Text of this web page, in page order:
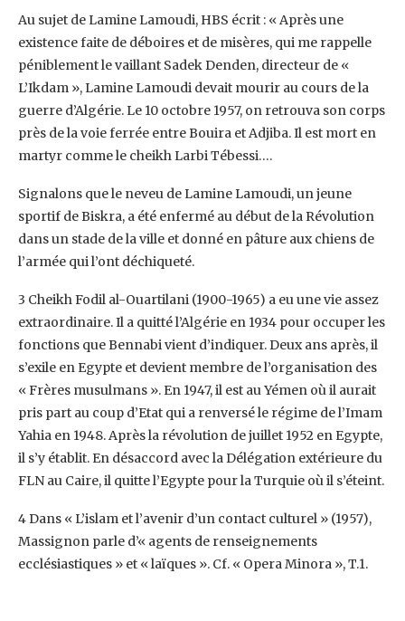
Au sujet de Lamine Lamoudi, HBS écrit : « Après une
existence faite de déboires et de misères, qui me rappelle
‎péniblement le vaillant Sadek Denden, directeur de «
L’Ikdam », Lamine Lamoudi devait mourir au cours de la
‎guerre d’Algérie. Le 10 octobre 1957, on retrouva son corps
près de la voie ferrée entre Bouira et Adjiba. Il est mort ‎en
martyr comme le cheikh Larbi Tébessi…. ‎
Signalons que le neveu de Lamine Lamoudi, un jeune
sportif de Biskra, a été enfermé au début de la Révolution
‎dans un stade de la ville et donné en pâture aux chiens de
l’armée qui l’ont déchiqueté. ‎
‎3 Cheikh Fodil al-Ouartilani (1900-1965) a eu une vie assez
extraordinaire. Il a quitté l’Algérie en 1934 pour ‎occuper les
fonctions que Bennabi vient d’indiquer. Deux ans après, il
s’exile en Egypte et devient membre de ‎l’organisation des
« Frères musulmans ». En 1947, il est au Yémen où il aurait
pris part au coup d’Etat qui a ‎renversé le régime de l’Imam
Yahia en 1948. Après la révolution de juillet 1952 en Egypte,
il s’y établit. En ‎désaccord avec la Délégation extérieure du
FLN au Caire, il quitte l’Egypte pour la Turquie où il s’éteint. ‎
‎4 Dans « L’islam et l’avenir d’un contact culturel » (1957),
Massignon parle d’« agents de renseignements
‎ecclésiastiques » et « laïques ». Cf. « Opera Minora », T.1. ‎